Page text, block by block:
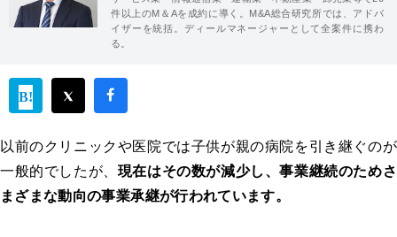
件以上のM＆Aを成約に導く。M&A総合研究所では、アドバ
イザーを統括。ディールマネージャーとして全案件に携わ
る。
以前のクリニックや医院では子供が親の病院を引き継ぐのが
一般的でしたが、 現在はその数が減少し、事業継続のためさ
まざまな動向の事業承継が行われています。